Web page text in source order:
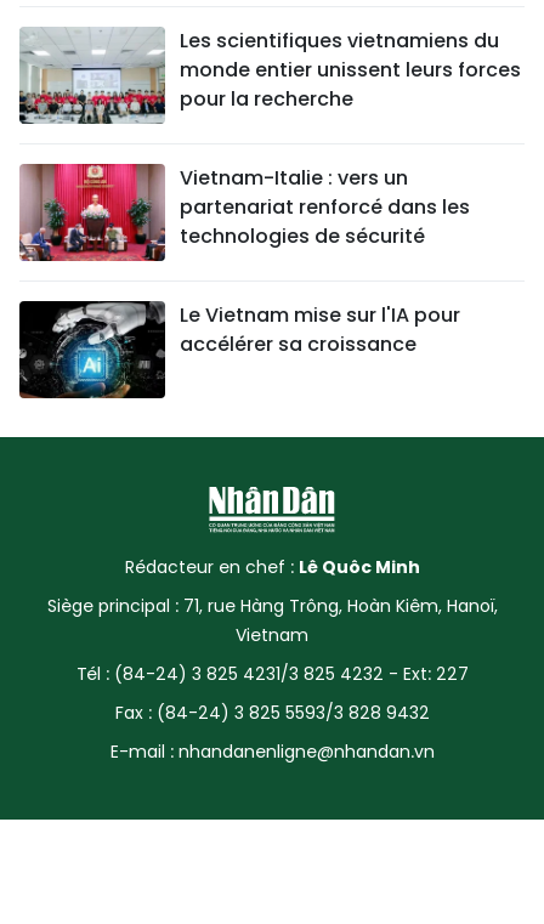
Les scientifiques vietnamiens du
monde entier unissent leurs forces
pour la recherche
Vietnam-Italie : vers un
partenariat renforcé dans les
technologies de sécurité
Le Vietnam mise sur l'IA pour
accélérer sa croissance
Rédacteur en chef : Lê Quôc Minh
Siège principal : 71, rue Hàng Trông, Hoàn Kiêm, Hanoï,
Vietnam
Tél : (84-24) 3 825 4231/3 825 4232 - Ext: 227
Fax : (84-24) 3 825 5593/3 828 9432
E-mail : nhandanenligne@nhandan.vn